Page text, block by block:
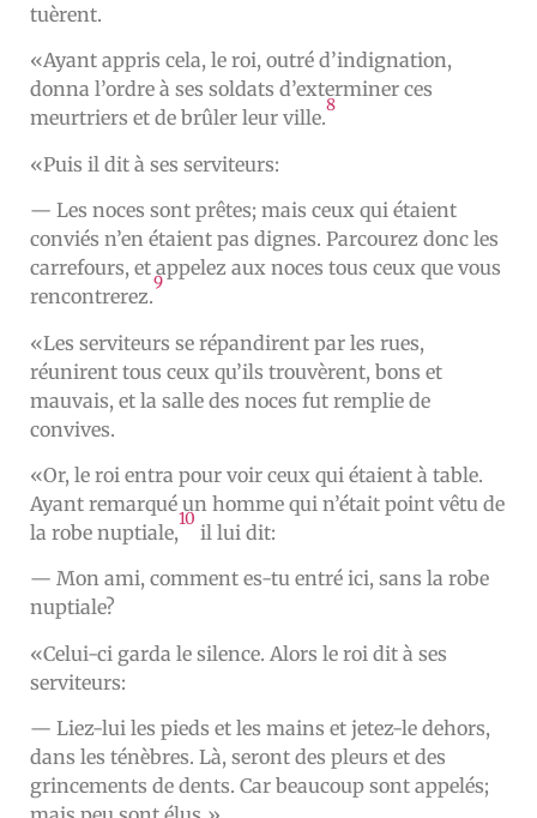
tuèrent.
«Ayant appris cela, le roi, outré d’indignation,
donna l’ordre à ses soldats d’exterminer ces
meurtriers et de brûler leur ville.
8
«Puis il dit à ses serviteurs:
— Les noces sont prêtes; mais ceux qui étaient
conviés n’en étaient pas dignes. Parcourez donc les
carrefours, et appelez aux noces tous ceux que vous
rencontrerez.
9
«Les serviteurs se répandirent par les rues,
réunirent tous ceux qu’ils trouvèrent, bons et
mauvais, et la salle des noces fut remplie de
convives.
«Or, le roi entra pour voir ceux qui étaient à table.
Ayant remarqué un homme qui n’était point vêtu de
la robe nuptiale,
10
il lui dit:
— Mon ami, comment es-tu entré ici, sans la robe
nuptiale?
«Celui-ci garda le silence. Alors le roi dit à ses
serviteurs:
— Liez-lui les pieds et les mains et jetez-le dehors,
dans les ténèbres. Là, seront des pleurs et des
grincements de dents. Car beaucoup sont appelés;